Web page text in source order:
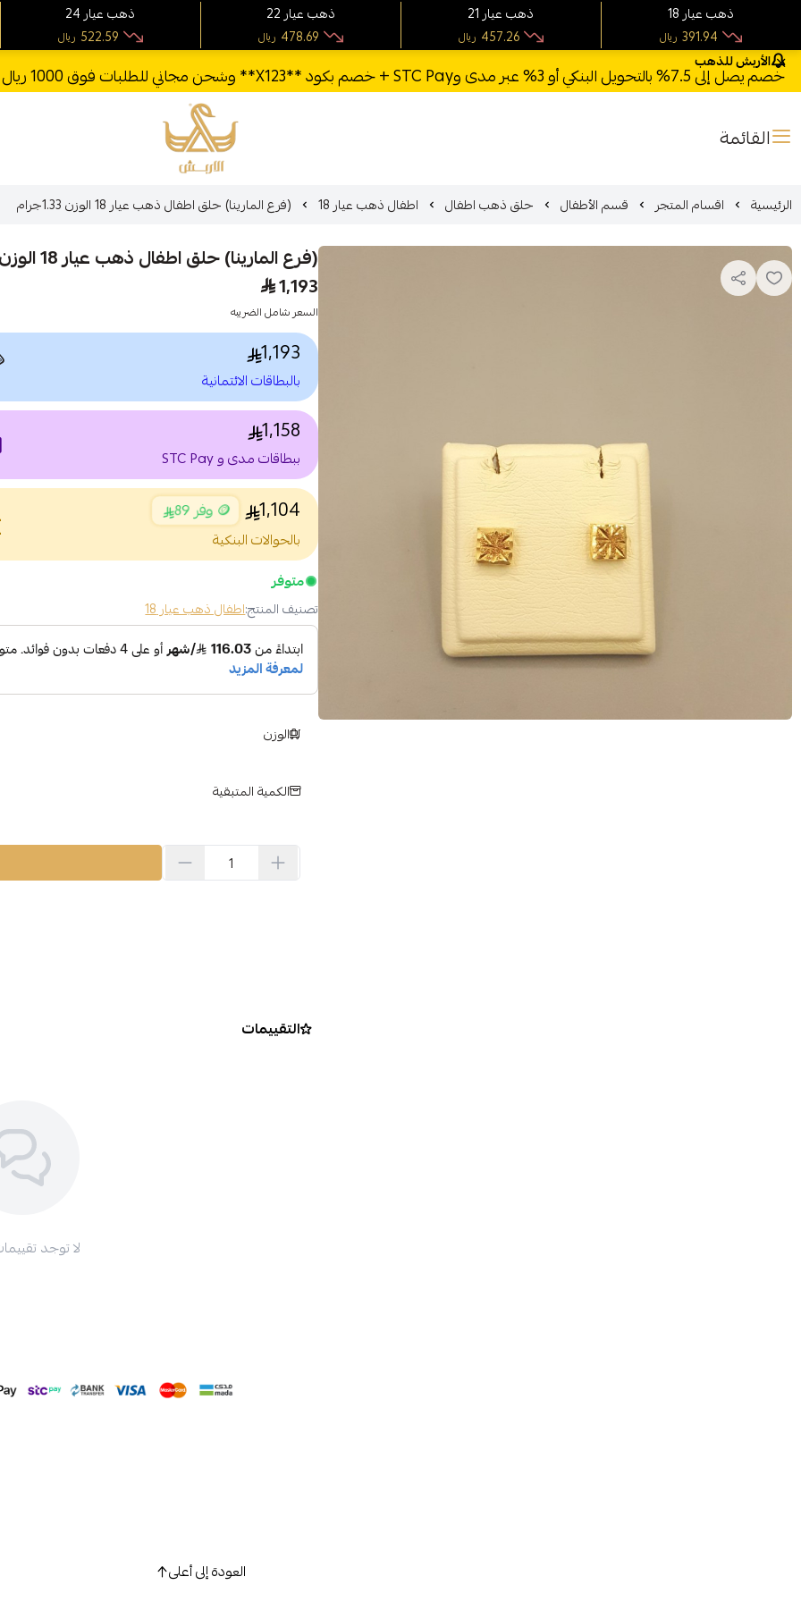
الأربش للذهب
خصم يصل إلى 7.5% بالتحويل البنكي أو 3% عبر مدى وSTC Pay + خصم بكود **X123** وشحن مجاني للطلبات فوق 1000 ريال
القائمة الأربش للذهب
الرئيسية اقسام المتجر قسم الأطفال حلق ذهب اطفال اطفال ذهب عيار 18 (فرع المارينا) حلق اطفال ذهب عيار 18 الوزن 1.33جرام
(فرع المارينا) حلق اطفال ذهب عيار 18 الوزن 1.33جرام
1,193
السعر شامل الضريبه
1,193
بالبطاقات الائتمانية
1,158
ببطاقات مدى و STC Pay
1,104 🪙 وفر 89
بالحوالات البنكية
متوفر
تصنيف المنتج:اطفال ذهب عيار 18
الوزن
الكمية المتبقية
التقييمات
لا توجد
العودة إلى أعلى
24 ذهب عيار
ريال 522.59
22 ذهب عيار
ريال 478.69
21 ذهب عيار
ريال 457.26
18 ذهب عيار
ريال 391.94